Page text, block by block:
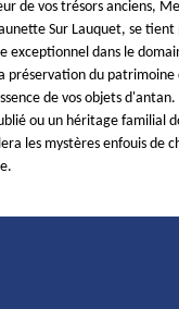
de vos trésors anciens,
Sur Lauquet, se tient
exceptionnel dans le
préservation du
de vos objets d'antan.
ou un héritage familial
les mystères enfouis de